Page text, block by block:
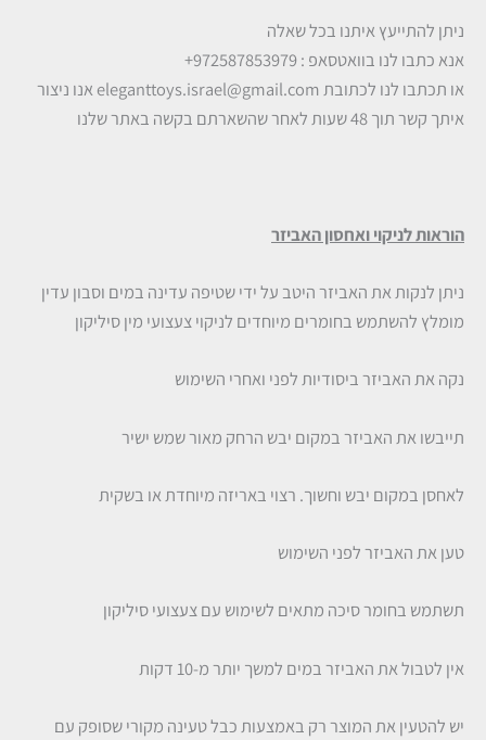
ניתן להתייעץ איתנו בכל שאלה
אנא כתבו לנו בוואטסאפ : 972587853979+
או תכתבו לנו לכתובתeleganttoys.israel@gmail.comאנו ניצור
איתך קשר תוך 48 שעות לאחר שהשארתם בקשה באתר שלנו
הוראות לניקוי ואחסון האביזר
ניתן לנקות את האביזר היטב על ידי שטיפה עדינה במים וסבון עדין
מומלץ להשתמש בחומרים מיוחדים לניקוי צעצועי מין סיליקון
נקה את האביזר ביסודיות לפני ואחרי השימוש
תייבשו את האביזר במקום יבש הרחק מאור שמש ישיר
לאחסן במקום יבש וחשוך. רצוי באריזה מיוחדת או בשקית
טען את האביזר לפני השימוש
תשתמש בחומר סיכה מתאים לשימוש עם צעצועי סיליקון
אין לטבול את האביזר במים למשך יותר מ-10 דקות
יש להטעין את המוצר רק באמצעות כבל טעינה מקורי שסופק עם